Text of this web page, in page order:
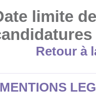
limite
Retour à
MENTIONS